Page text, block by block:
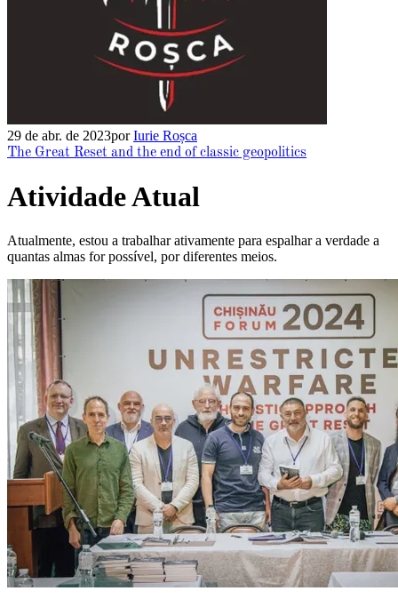
29 de abr. de 2023porIurie Roșca
The Great Reset and the end of classic geopolitics
Atividade Atual
Atualmente, estou a trabalhar ativamente para espalhar a verdade a
quantas almas for possível, por diferentes meios.